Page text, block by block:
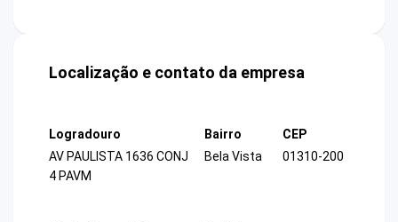
Localização e contato da empresa
Logradouro
AV PAULISTA 1636 CONJ
4 PAVM
Bairro
Bela Vista
CEP
01310-200